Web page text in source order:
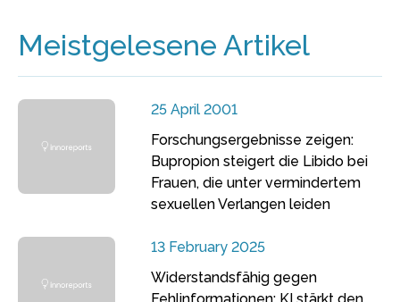
Meistgelesene Artikel
25 April 2001
Forschungsergebnisse zeigen:
Bupropion steigert die Libido bei
Frauen, die unter vermindertem
sexuellen Verlangen leiden
13 February 2025
Widerstandsfähig gegen
Fehlinformationen: KI stärkt den